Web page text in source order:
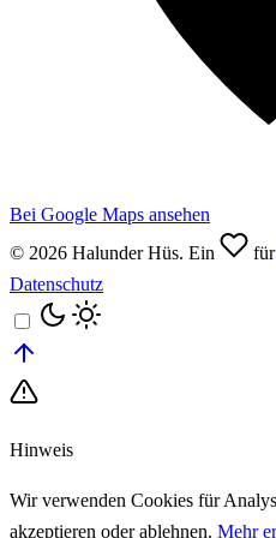
Bei Google Maps ansehen
© 2026 Halunder Hüs. Ein
für
Datenschutz
Hinweis
Wir verwenden Cookies für
akzeptieren oder ablehnen. Mehr